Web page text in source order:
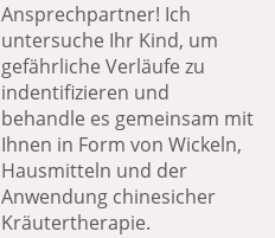
Ansprechpartner! Ich
untersuche Ihr Kind, um
gefährliche Verläufe zu
indentifizieren und
behandle es gemeinsam mit
Ihnen in Form von Wickeln,
Hausmitteln und der
Anwendung chinesicher
Kräutertherapie.